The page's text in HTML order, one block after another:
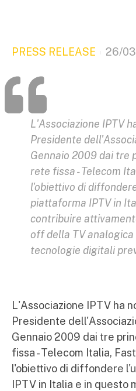
PRESS RELEASE 26/
L'Associazione IPTV
Presidente
Gennaio 2009 dai tre
rete fissa - Telecom
l'obiettivo di
piattaforma IPTV in
contribuire
off della TV
tecnologie digitali
L'Associazione IPTV ha
Presidente
Gennaio 2009 dai tre
fissa - Telecom Italia,
l'obiettivo di diffondere
IPTV in Italia e in questo